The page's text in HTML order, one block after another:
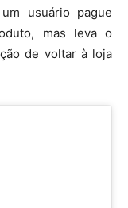
usuário pague
mas leva o
de voltar à loja